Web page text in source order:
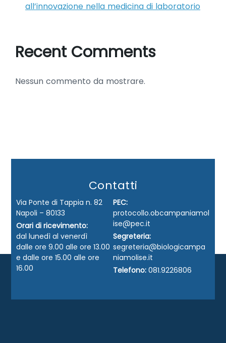
all’innovazione nella medicina di laboratorio
Recent Comments
Nessun commento da mostrare.
Contatti
Via Ponte di Tappia n. 82
Napoli – 80133
Orari di ricevimento:
dal lunedì al venerdì
dalle ore 9.00 alle ore 13.00
e dalle ore 15.00 alle ore
16.00
PEC:
protocollo.obcampaniamol
ise@pec.it
Segreteria:
segreteria@biologicampa
niamolise.it
Telefono: 081.9226806